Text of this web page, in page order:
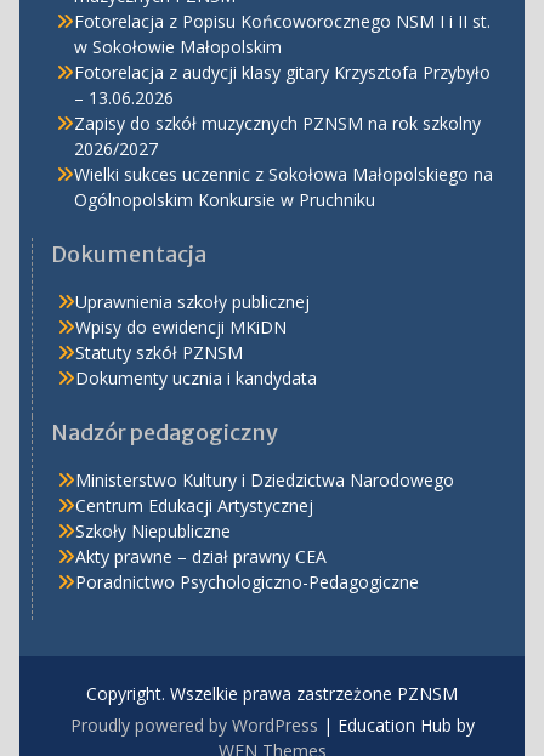
Fotorelacja z Popisu Końcoworocznego NSM I i II st.
w Sokołowie Małopolskim
Fotorelacja z audycji klasy gitary Krzysztofa Przybyło
– 13.06.2026
Zapisy do szkół muzycznych PZNSM na rok szkolny
2026/2027
Wielki sukces uczennic z Sokołowa Małopolskiego na
Ogólnopolskim Konkursie w Pruchniku
Dokumentacja
Uprawnienia szkoły publicznej
Wpisy do ewidencji MKiDN
Statuty szkół PZNSM
Dokumenty ucznia i kandydata
Nadzór pedagogiczny
Ministerstwo Kultury i Dziedzictwa Narodowego
Centrum Edukacji Artystycznej
Szkoły Niepubliczne
Akty prawne – dział prawny CEA
Poradnictwo Psychologiczno-Pedagogiczne
Copyright. Wszelkie prawa zastrzeżone PZNSM
Proudly powered by WordPress | Education Hub by
WEN Themes